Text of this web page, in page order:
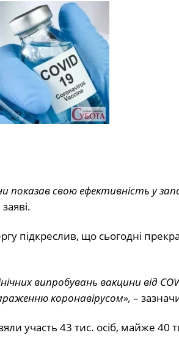
свою ефективність у
підкреслив, що сьогодні
випробувань вакцини від
коронавірусом», –
участь 43 тис. осіб, майже 40